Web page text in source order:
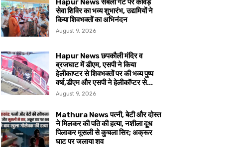
Hapur News सबली गेट पर कांवड़
सेवा शिविर का भव्य शुभारंभ, उद्यमियों ने
किया शिवभक्तों का अभिनंदन
August 9, 2026
Hapur News छपकौली मंदिर व
ब्रजघाट में डीएम, एसपी ने किया
हेलीकाप्टर से शिवभक्तों पर की भव्य पुष्प
वर्षा,डीएम और एसपी ने हेलीकॉप्टर से...
August 9, 2026
Mathura News पत्नी, बेटी और दोस्त
ने मिलकर की पति की हत्या, नशीला दूध
पिलाकर मूसली से कुचला सिर; अक्रूर
घाट पर जलाया शव